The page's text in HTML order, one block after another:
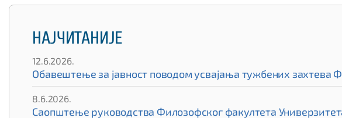
НАЈЧИТАНИЈЕ
12.6.2026.
Обавештење за јавност поводом усвајања тужбених захтева
8.6.2026.
Саопштење руководства Филозофског факултета